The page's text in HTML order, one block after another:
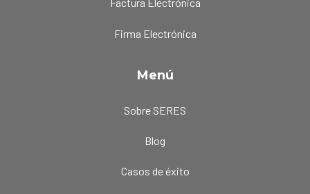
Factura Electrónica
Firma Electrónica
Menú
Sobre SERES
Blog
Casos de éxito